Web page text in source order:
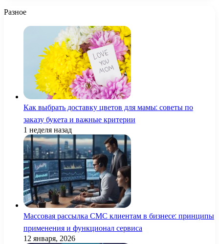
Разное
Как выбрать доставку цветов для мамы: советы по
заказу букета и важные критерии
1 неделя назад
Массовая рассылка СМС клиентам в бизнесе: принципы
применения и функционал сервиса
12 января, 2026